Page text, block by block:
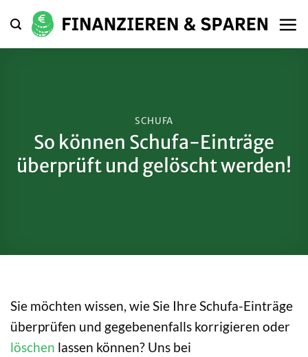
Inhalt
springen
SCHUFA
So können Schufa-Einträge
überprüft und gelöscht werden!
Sie möchten wissen, wie Sie Ihre Schufa-Einträge
überprüfen und gegebenenfalls korrigieren oder
löschen lassen können? Uns bei